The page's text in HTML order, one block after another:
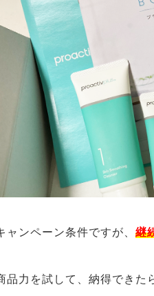
ャンペーン条件ですが、 継
品力を試して、納得できた